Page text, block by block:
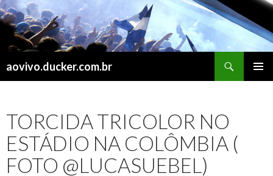
aovivo.ducker.com.br
TORCIDA TRICOLOR NO
ESTÁDIO NA COLÔMBIA (
FOTO @LUCASUEBEL)